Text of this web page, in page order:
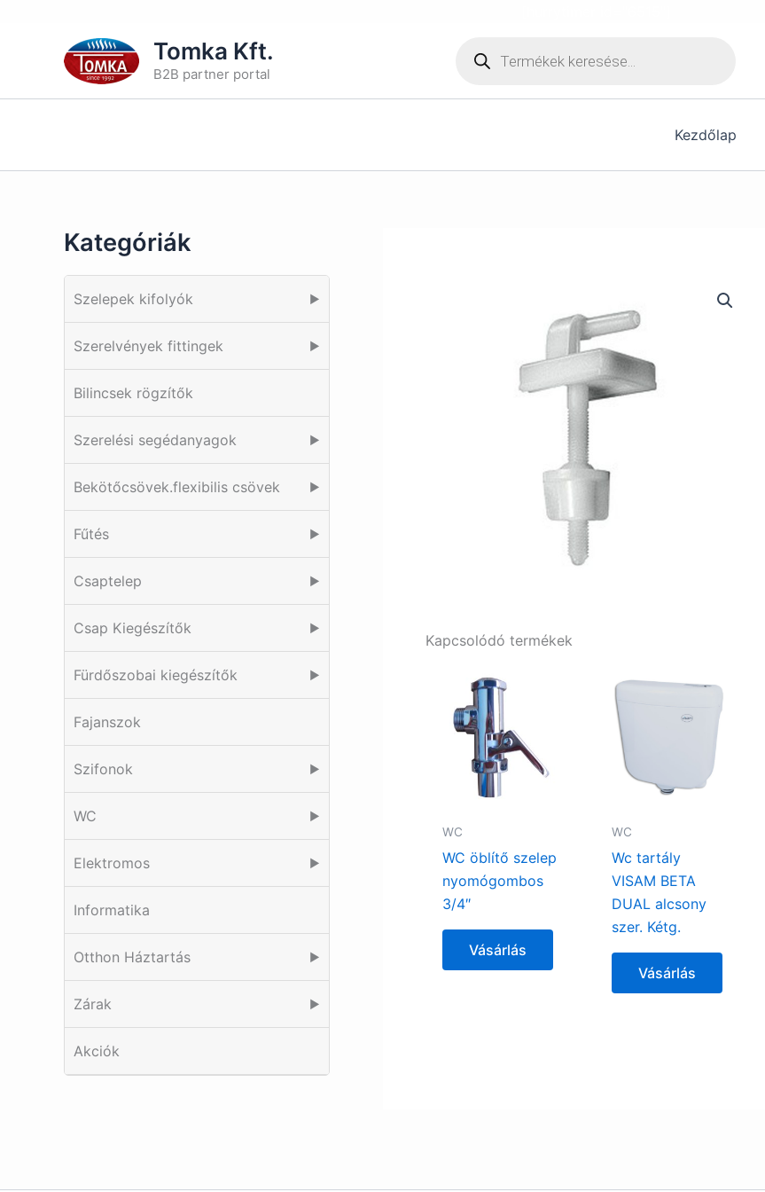
Tomka Kft.
B2B partner portal
search
Kezdőlap
Kategóriák
Szelepek kifolyók ▶
Szerelvények fittingek ▶
Bilincsek rögzítők
Szerelési segédanyagok ▶
Bekötőcsövek.flexibilis csövek ▶
Fűtés ▶
Csaptelep ▶
Csap Kiegészítők ▶
Fürdőszobai kiegészítők ▶
Fajanszok
Szifonok ▶
WC ▶
Elektromos ▶
Informatika
Otthon Háztartás ▶
Zárak ▶
Akciók
Kapcsolódó termékek
WC
WC öblítő szelep
nyomógombos
3/4″
Vásárlás
WC
Wc tartály
VISAM BETA
DUAL alcsony
szer. Kétg.
Vásárlás